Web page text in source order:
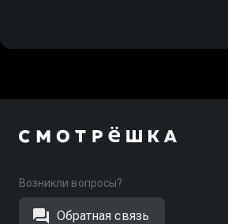
Возникли вопросы?
Обратная связь